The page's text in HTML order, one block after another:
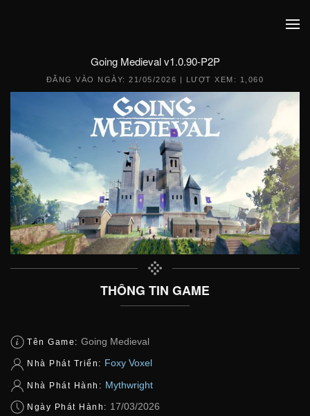
Going Medieval v1.0.90-P2P
ĐĂNG VÀO NGÀY:21/05/2026 | LƯỢT XEM: 1,060
THÔNG TIN GAME
Tên Game: Going Medieval
Nhà Phát Triển: Foxy Voxel
Nhà Phát Hành: Mythwright
Ngày Phát Hành: 17/03/2026